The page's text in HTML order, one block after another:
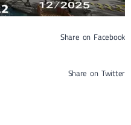
Share on Facebook
Share on Twitter